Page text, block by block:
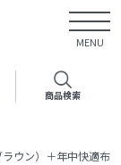
MENU
商品検索
ウン）＋年中快適布